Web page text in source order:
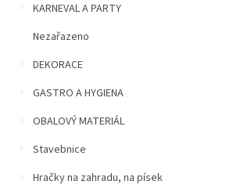
KARNEVAL A PARTY
Nezařazeno
DEKORACE
GASTRO A HYGIENA
OBALOVÝ MATERIÁL
Stavebnice
Hračky na zahradu, na písek